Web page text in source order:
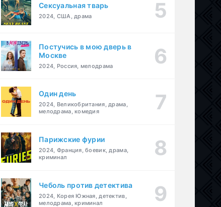
Сексуальная тварь
2024, США, драма
Постучись в мою дверь в
Москве
2024, Россия, мелодрама
Один день
2024, Великобритания, драма,
мелодрама, комедия
Парижские фурии
2024, Франция, боевик, драма,
криминал
Чеболь против детектива
2024, Корея Южная, детектив,
мелодрама, криминал